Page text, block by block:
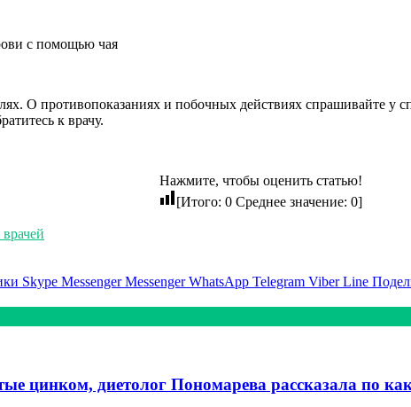
с помощью чая
О противопоказаниях и побочных действиях спрашивайте у
к врачу.
Нажмите, чтобы оценить статью!
[Итого: 0 Среднее значение: 0]
Skype Messenger Messenger WhatsApp Telegram Viber Line
цинком, диетолог Пономарева рассказала по